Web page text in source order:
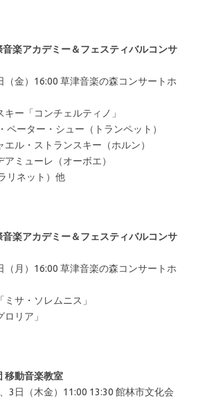
楽アカデミー＆フェスティバルコンサ
（金）16:00 草津音楽の森コンサートホ
キー「コンチェルティノ」
ペーター・シュー（トランペット）
エル・ストランスキー（ホルン）
アミューレ（オーボエ）
リネット）他
楽アカデミー＆フェスティバルコンサ
（月）16:00 草津音楽の森コンサートホ
サ・ソレムニス」
リア」
移動音楽教室
3日（木金）11:00 13:30 館林市文化会